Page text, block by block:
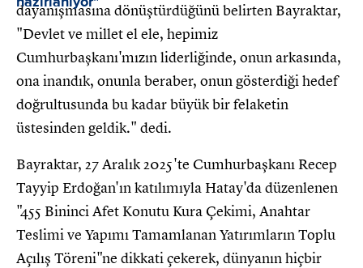
dayanışmasına dönüştürdüğünü belirten Bayraktar,
"Devlet ve millet el ele, hepimiz
Cumhurbaşkanı'mızın liderliğinde, onun arkasında,
ona inandık, onunla beraber, onun gösterdiği hedef
doğrultusunda bu kadar büyük bir felaketin
üstesinden geldik." dedi.
Bayraktar, 27 Aralık 2025'te Cumhurbaşkanı Recep
Tayyip Erdoğan'ın katılımıyla Hatay'da düzenlenen
"455 Bininci Afet Konutu Kura Çekimi, Anahtar
Teslimi ve Yapımı Tamamlanan Yatırımların Toplu
Açılış Töreni"ne dikkati çekerek, dünyanın hiçbir